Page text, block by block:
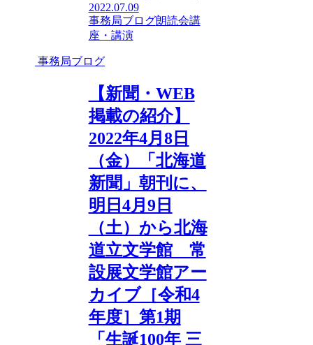
2022.07.09
事務局ブログ朗読会講
座・講演
事務局ブログ
【新聞・WEB
掲載の紹介】
2022年4月8日
（金）「北海道
新聞」朝刊に、
明日4月9日
（土）から北海
道立文学館 常
設展文学館アー
カイブ［令和4
年度］第1期
「生誕100年 三